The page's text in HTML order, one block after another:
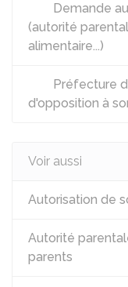
Demande
(autorité
alimentaire...)
Préfecture
d'opposition à
Voir aussi
Autorisation de
Autorité
parents